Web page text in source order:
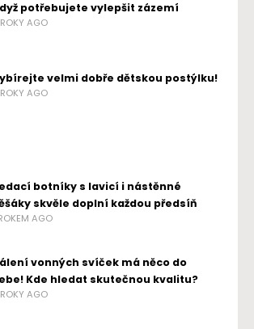
potřebujete vylepšit zázemí
AGO
velmi dobře dětskou postýlku!
AGO
botníky s lavicí i nástěnné
skvěle doplní každou předsíň
AGO
vonných svíček má něco do
Kde hledat skutečnou kvalitu?
AGO